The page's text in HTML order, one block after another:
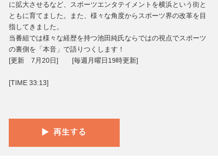
に拡大させるなど、スポーツエンタテイメントを横浜という街と
ともに育てました。また、様々な角度からスポーツ界の改革を目
指してきました。
当番組では様々な経歴を持つ池田純氏ならではの視点でスポーツ
の裏側を「本音」で語りつくします！
[更新 7月20日] [毎週月曜日19時更新]
[TIME 33:13]